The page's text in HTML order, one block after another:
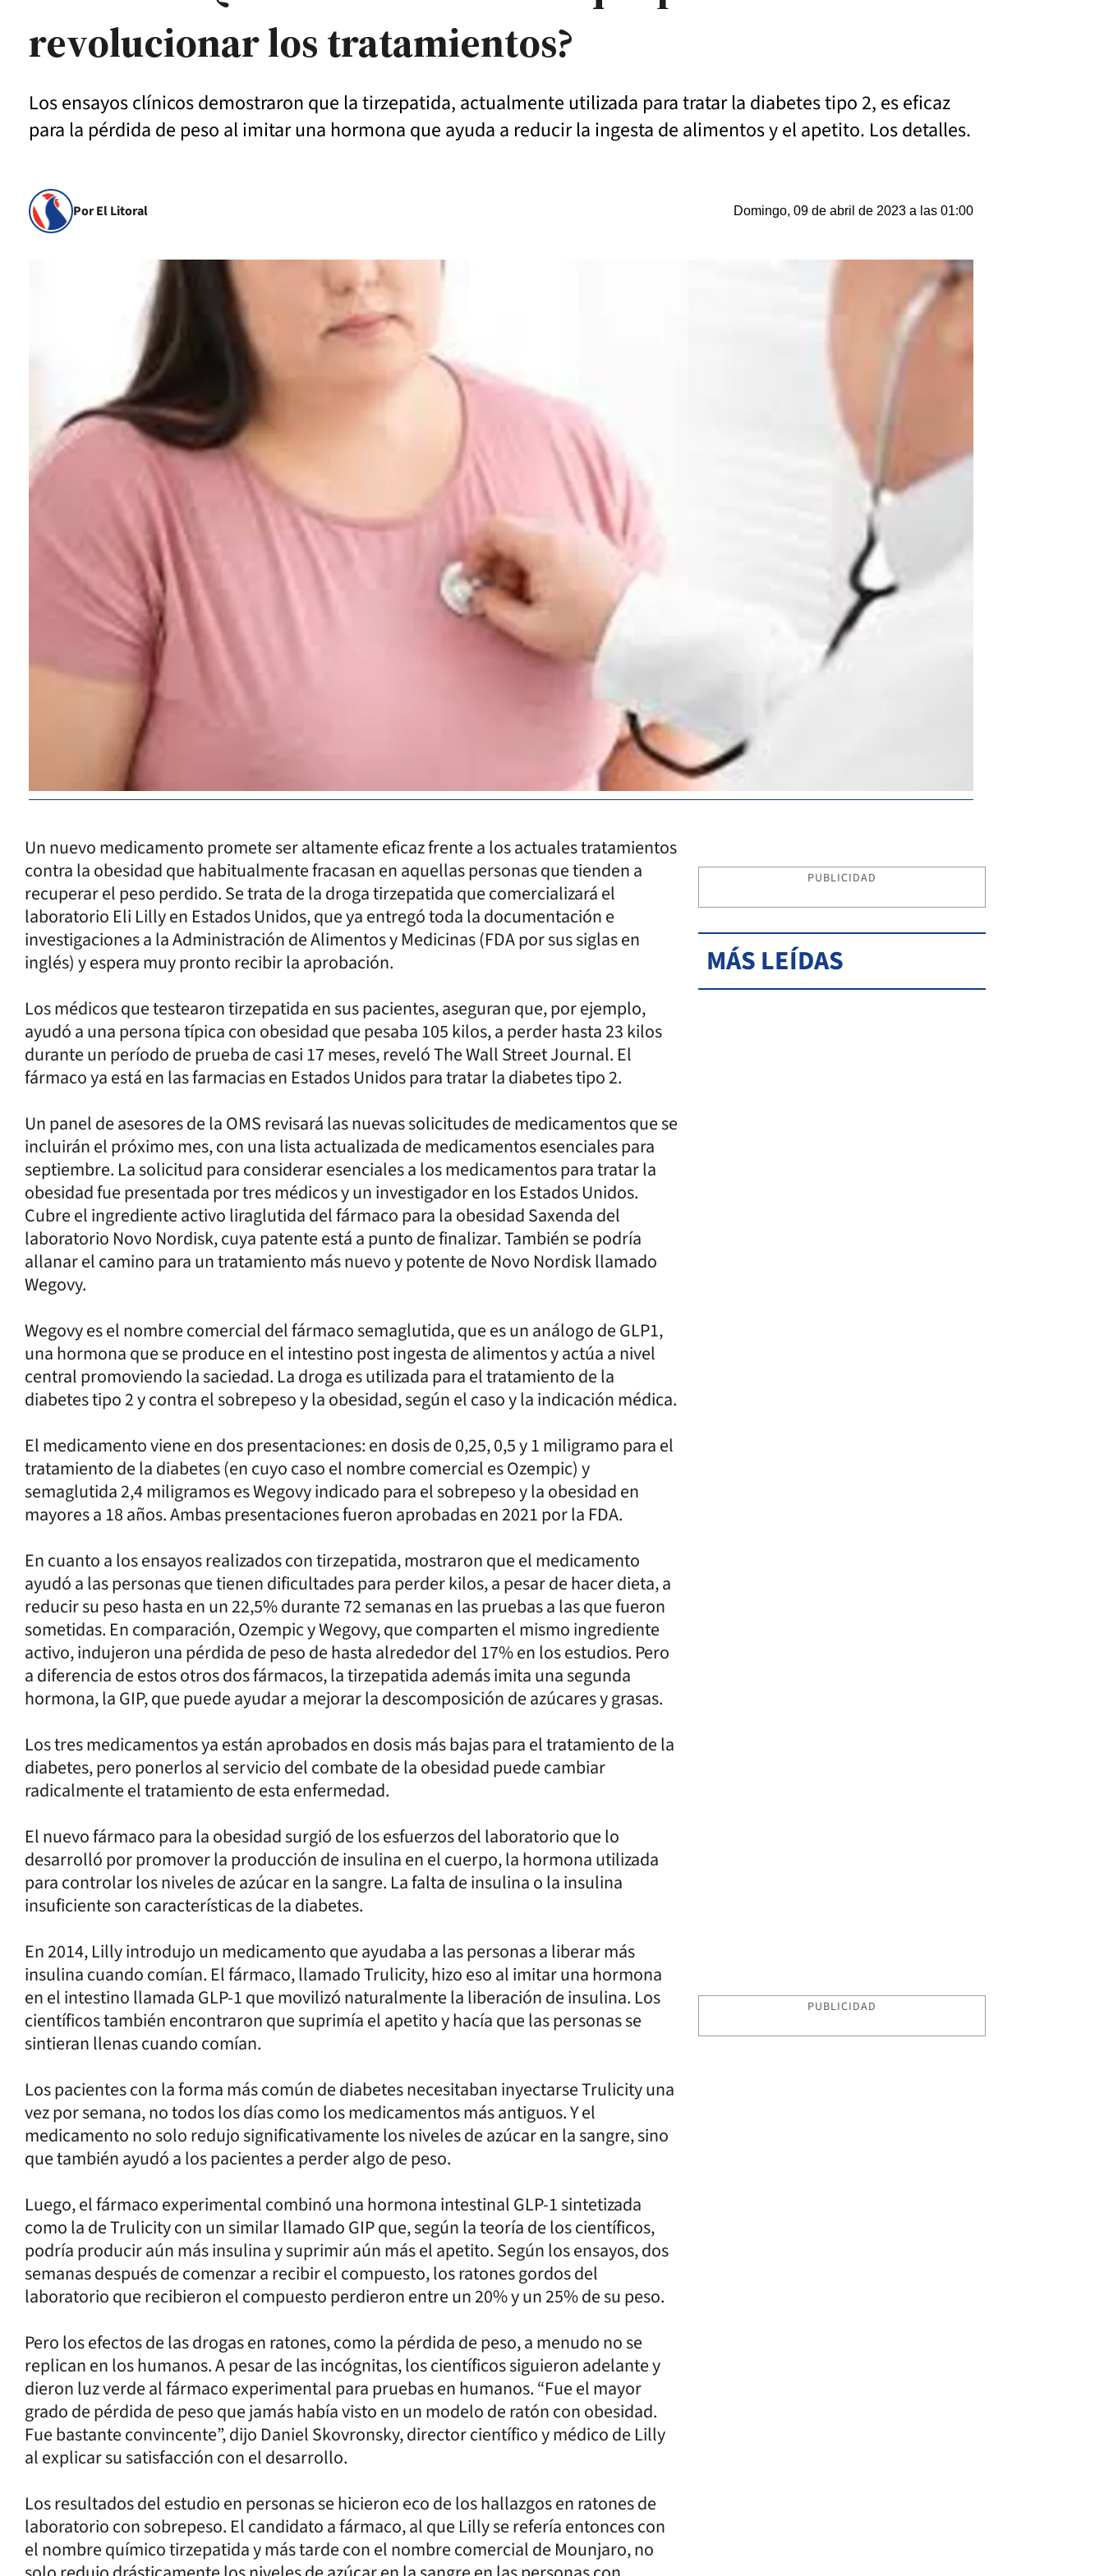
revolucionar los tratamientos?
Los ensayos clínicos demostraron que la tirzepatida, actualmente utilizada para tratar la diabetes tipo 2, es eficaz
para la pérdida de peso al imitar una hormona que ayuda a reducir la ingesta de alimentos y el apetito. Los detalles.
Por El Litoral Domingo, 09 de abril de 2023 a las 01:00
Un nuevo medicamento promete ser altamente eficaz frente a los actuales tratamientos
contra la obesidad que habitualmente fracasan en aquellas personas que tienden a
recuperar el peso perdido. Se trata de la droga tirzepatida que comercializará el
laboratorio Eli Lilly en Estados Unidos, que ya entregó toda la documentación e
investigaciones a la Administración de Alimentos y Medicinas (FDA por sus siglas en
inglés) y espera muy pronto recibir la aprobación.
Los médicos que testearon tirzepatida en sus pacientes, aseguran que, por ejemplo,
ayudó a una persona típica con obesidad que pesaba 105 kilos, a perder hasta 23 kilos
durante un período de prueba de casi 17 meses, reveló The Wall Street Journal. El
fármaco ya está en las farmacias en Estados Unidos para tratar la diabetes tipo 2.
Un panel de asesores de la OMS revisará las nuevas solicitudes de medicamentos que se
incluirán el próximo mes, con una lista actualizada de medicamentos esenciales para
septiembre. La solicitud para considerar esenciales a los medicamentos para tratar la
obesidad fue presentada por tres médicos y un investigador en los Estados Unidos.
Cubre el ingrediente activo liraglutida del fármaco para la obesidad Saxenda del
laboratorio Novo Nordisk, cuya patente está a punto de finalizar. También se podría
allanar el camino para un tratamiento más nuevo y potente de Novo Nordisk llamado
Wegovy.
Wegovy es el nombre comercial del fármaco semaglutida, que es un análogo de GLP1,
una hormona que se produce en el intestino post ingesta de alimentos y actúa a nivel
central promoviendo la saciedad. La droga es utilizada para el tratamiento de la
diabetes tipo 2 y contra el sobrepeso y la obesidad, según el caso y la indicación médica.
El medicamento viene en dos presentaciones: en dosis de 0,25, 0,5 y 1 miligramo para el
tratamiento de la diabetes (en cuyo caso el nombre comercial es Ozempic) y
semaglutida 2,4 miligramos es Wegovy indicado para el sobrepeso y la obesidad en
mayores a 18 años. Ambas presentaciones fueron aprobadas en 2021 por la FDA.
En cuanto a los ensayos realizados con tirzepatida, mostraron que el medicamento
ayudó a las personas que tienen dificultades para perder kilos, a pesar de hacer dieta, a
reducir su peso hasta en un 22,5% durante 72 semanas en las pruebas a las que fueron
sometidas. En comparación, Ozempic y Wegovy, que comparten el mismo ingrediente
activo, indujeron una pérdida de peso de hasta alrededor del 17% en los estudios. Pero
a diferencia de estos otros dos fármacos, la tirzepatida además imita una segunda
hormona, la GIP, que puede ayudar a mejorar la descomposición de azúcares y grasas.
Los tres medicamentos ya están aprobados en dosis más bajas para el tratamiento de la
diabetes, pero ponerlos al servicio del combate de la obesidad puede cambiar
radicalmente el tratamiento de esta enfermedad.
El nuevo fármaco para la obesidad surgió de los esfuerzos del laboratorio que lo
desarrolló por promover la producción de insulina en el cuerpo, la hormona utilizada
para controlar los niveles de azúcar en la sangre. La falta de insulina o la insulina
insuficiente son características de la diabetes.
En 2014, Lilly introdujo un medicamento que ayudaba a las personas a liberar más
insulina cuando comían. El fármaco, llamado Trulicity, hizo eso al imitar una hormona
en el intestino llamada GLP-1 que movilizó naturalmente la liberación de insulina. Los
científicos también encontraron que suprimía el apetito y hacía que las personas se
sintieran llenas cuando comían.
Los pacientes con la forma más común de diabetes necesitaban inyectarse Trulicity una
vez por semana, no todos los días como los medicamentos más antiguos. Y el
medicamento no solo redujo significativamente los niveles de azúcar en la sangre, sino
que también ayudó a los pacientes a perder algo de peso.
Luego, el fármaco experimental combinó una hormona intestinal GLP-1 sintetizada
como la de Trulicity con un similar llamado GIP que, según la teoría de los científicos,
podría producir aún más insulina y suprimir aún más el apetito. Según los ensayos, dos
semanas después de comenzar a recibir el compuesto, los ratones gordos del
laboratorio que recibieron el compuesto perdieron entre un 20% y un 25% de su peso.
Pero los efectos de las drogas en ratones, como la pérdida de peso, a menudo no se
replican en los humanos. A pesar de las incógnitas, los científicos siguieron adelante y
dieron luz verde al fármaco experimental para pruebas en humanos. “Fue el mayor
grado de pérdida de peso que jamás había visto en un modelo de ratón con obesidad.
Fue bastante convincente”, dijo Daniel Skovronsky, director científico y médico de Lilly
al explicar su satisfacción con el desarrollo.
Los resultados del estudio en personas se hicieron eco de los hallazgos en ratones de
laboratorio con sobrepeso. El candidato a fármaco, al que Lilly se refería entonces con
el nombre químico tirzepatida y más tarde con el nombre comercial de Mounjaro, no
PUBLICIDAD
MÁS LEÍDAS
PUBLICIDAD